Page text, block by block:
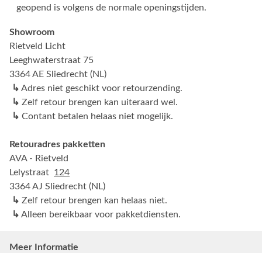
geopend is volgens de normale openingstijden.
Showroom
Rietveld Licht
Leeghwaterstraat 75
3364 AE Sliedrecht (NL)
↳ Adres niet geschikt voor retourzending.
↳ Zelf retour brengen kan uiteraard wel.
↳ Contant betalen helaas niet mogelijk.
Retouradres pakketten
AVA - Rietveld
Lelystraat 124
3364 AJ Sliedrecht (NL)
↳ Zelf retour brengen kan helaas niet.
↳ Alleen bereikbaar voor pakketdiensten.
Meer Informatie